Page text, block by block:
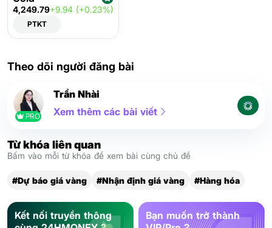
4,249.79+9.94 (+0.23%)
PTKT
Theo dõi người đăng bài
PRO
Trần Nhài
Xem thêm các bài viết
Từ khóa liên quan
Bấm vào mỗi từ khóa để xem bài cùng chủ đề
#Dự báo giá vàng #Nhận định giá vàng #Hàng hóa
Kết nối truyền thông
Bạn muốn trở thành